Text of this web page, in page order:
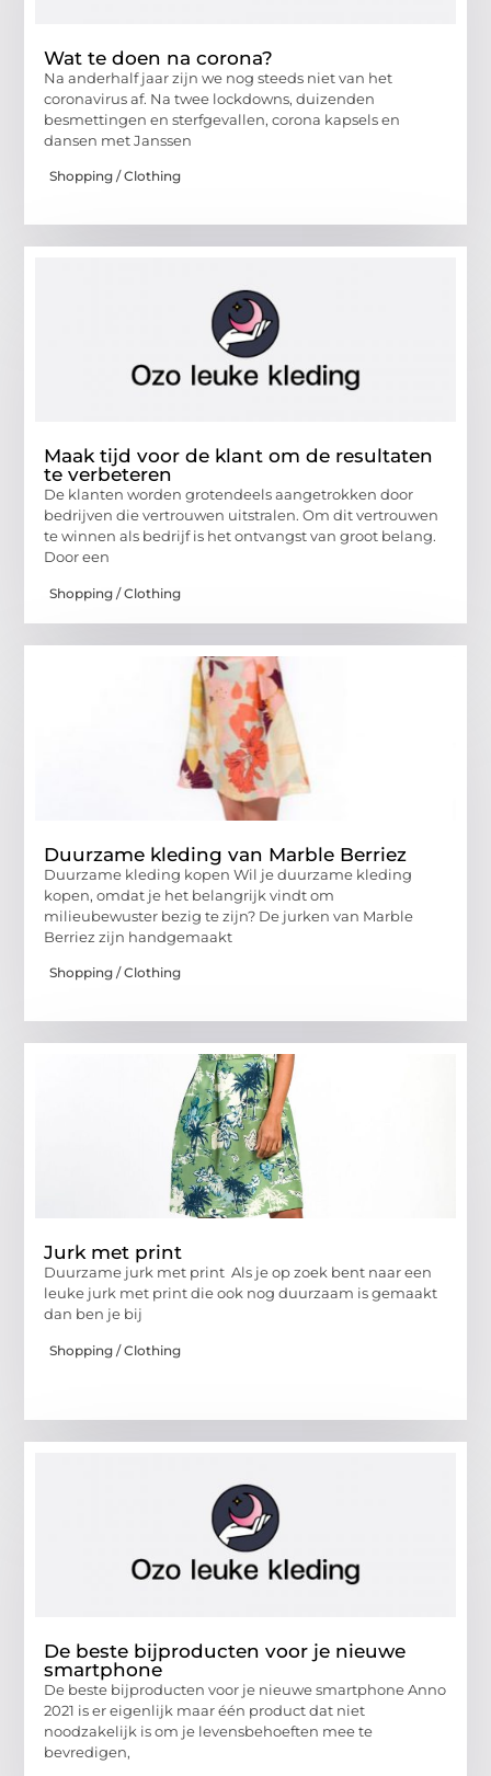
Wat te doen na corona?
Na anderhalf jaar zijn we nog steeds niet van het
coronavirus af. Na twee lockdowns, duizenden
besmettingen en sterfgevallen, corona kapsels en
dansen met Janssen
Shopping / Clothing
Maak tijd voor de klant om de resultaten
te verbeteren
De klanten worden grotendeels aangetrokken door
bedrijven die vertrouwen uitstralen. Om dit vertrouwen
te winnen als bedrijf is het ontvangst van groot belang.
Door een
Shopping / Clothing
Duurzame kleding van Marble Berriez
Duurzame kleding kopen Wil je duurzame kleding
kopen, omdat je het belangrijk vindt om
milieubewuster bezig te zijn? De jurken van Marble
Berriez zijn handgemaakt
Shopping / Clothing
Jurk met print
Duurzame jurk met print Als je op zoek bent naar een
leuke jurk met print die ook nog duurzaam is gemaakt
dan ben je bij
Shopping / Clothing
De beste bijproducten voor je nieuwe
smartphone
De beste bijproducten voor je nieuwe smartphone Anno
2021 is er eigenlijk maar één product dat niet
noodzakelijk is om je levensbehoeften mee te
bevredigen,